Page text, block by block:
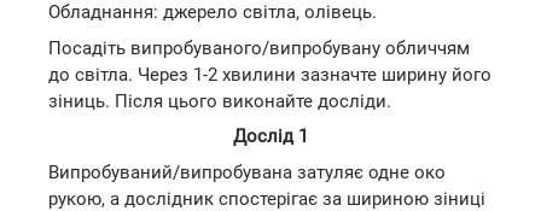
Обладнання: джерело світла, олівець.
Посадіть випробуваного/випробувану обличчям
до світла. Через 1-2 хвилини зазначте ширину його
зіниць. Після цього виконайте досліди.
Дослід 1
Випробуваний/випробувана затуляє одне око
рукою, а дослідник спостерігає за шириною зіниці